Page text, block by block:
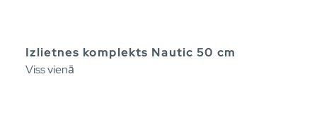
Izlietnes komplekts Nautic 50 cm
Viss vienā